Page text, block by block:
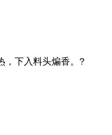
，下入料头煸香。?